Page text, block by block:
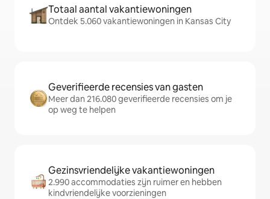
Totaal aantal vakantiewoningen
Ontdek 5.060 vakantiewoningen in Kansas City
Geverifieerde recensies van gasten
Meer dan 216.080 geverifieerde recensies om je
op weg te helpen
Gezinsvriendelijke vakantiewoningen
2.990 accommodaties zijn ruimer en hebben
kindvriendelijke voorzieningen